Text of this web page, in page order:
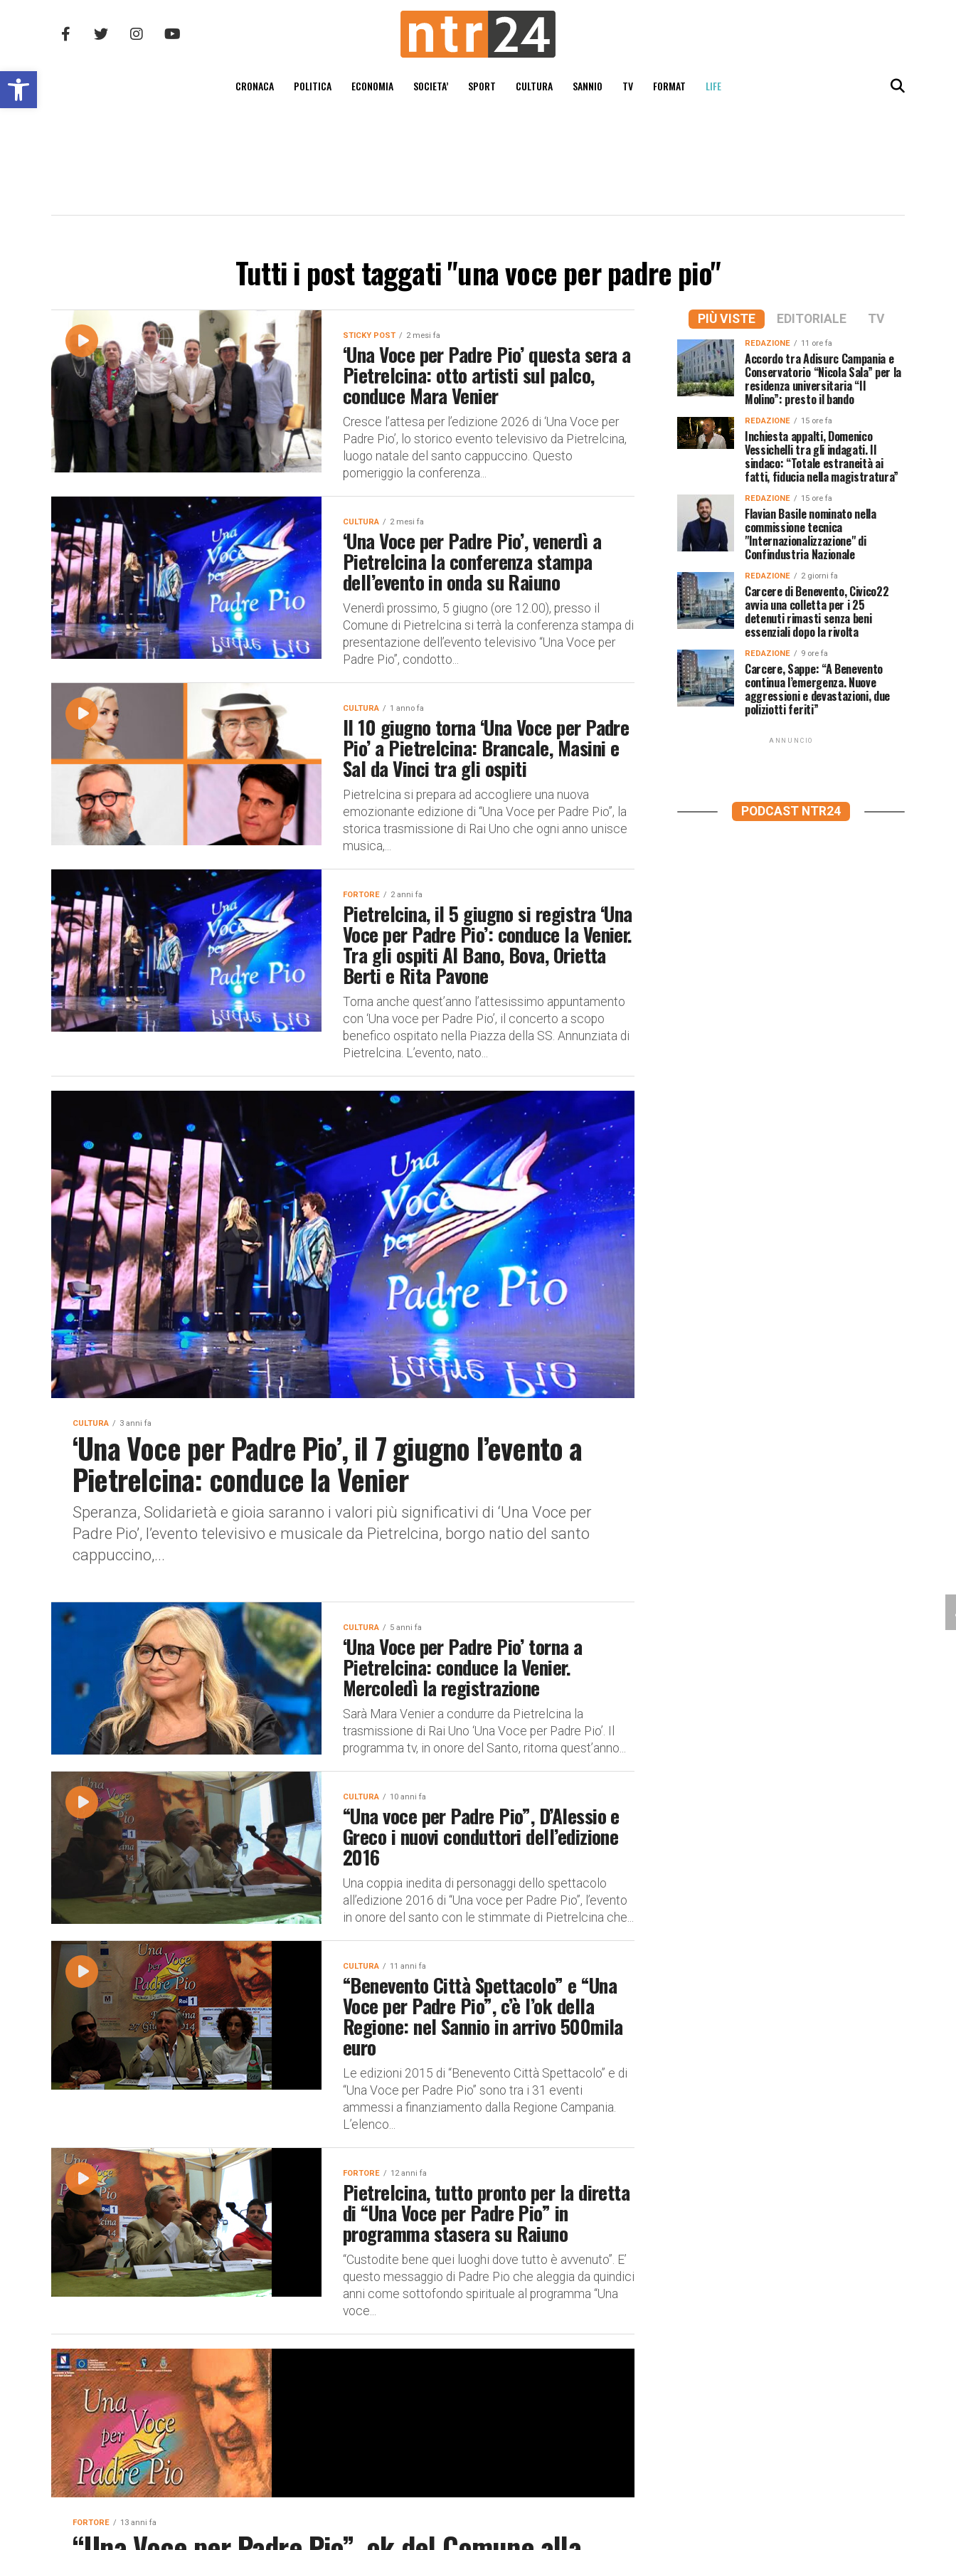
Open toolbar CRONACA POLITICA ECONOMIA SOCIETA’ SPORT CULTURA SANNIO TV FORMAT LIFE
Tutti i post taggati "una voce per padre pio"
STICKY POST 2 mesi fa
‘Una Voce per Padre Pio’ questa sera a
Pietrelcina: otto artisti sul palco,
conduce Mara Venier
Cresce l’attesa per l’edizione 2026 di ‘Una Voce per
Padre Pio’, lo storico evento televisivo da Pietrelcina,
luogo natale del santo cappuccino. Questo
pomeriggio la conferenza...
CULTURA 2 mesi fa
‘Una Voce per Padre Pio’, venerdì a
Pietrelcina la conferenza stampa
dell’evento in onda su Raiuno
Venerdì prossimo, 5 giugno (ore 12.00), presso il
Comune di Pietrelcina si terrà la conferenza stampa di
presentazione dell’evento televisivo “Una Voce per
Padre Pio”, condotto...
CULTURA 1 anno fa
Il 10 giugno torna ‘Una Voce per Padre
Pio’ a Pietrelcina: Brancale, Masini e
Sal da Vinci tra gli ospiti
Pietrelcina si prepara ad accogliere una nuova
emozionante edizione di “Una Voce per Padre Pio”, la
storica trasmissione di Rai Uno che ogni anno unisce
musica,...
FORTORE 2 anni fa
Pietrelcina, il 5 giugno si registra ‘Una
Voce per Padre Pio’: conduce la Venier.
Tra gli ospiti Al Bano, Bova, Orietta
Berti e Rita Pavone
Torna anche quest’anno l’attesissimo appuntamento
con ‘Una voce per Padre Pio’, il concerto a scopo
benefico ospitato nella Piazza della SS. Annunziata di
Pietrelcina. L’evento, nato...
CULTURA 3 anni fa
‘Una Voce per Padre Pio’, il 7 giugno l’evento a
Pietrelcina: conduce la Venier
Speranza, Solidarietà e gioia saranno i valori più significativi di ‘Una Voce per
Padre Pio’, l’evento televisivo e musicale da Pietrelcina, borgo natio del santo
cappuccino,...
CULTURA 5 anni fa
‘Una Voce per Padre Pio’ torna a
Pietrelcina: conduce la Venier.
Mercoledì la registrazione
Sarà Mara Venier a condurre da Pietrelcina la
trasmissione di Rai Uno ‘Una Voce per Padre Pio’. Il
programma tv, in onore del Santo, ritorna quest’anno...
CULTURA 10 anni fa
“Una voce per Padre Pio”, D’Alessio e
Greco i nuovi conduttori dell’edizione
2016
Una coppia inedita di personaggi dello spettacolo
all’edizione 2016 di “Una voce per Padre Pio”, l’evento
in onore del santo con le stimmate di Pietrelcina che...
CULTURA 11 anni fa
“Benevento Città Spettacolo” e “Una
Voce per Padre Pio”, c’è l’ok della
Regione: nel Sannio in arrivo 500mila
euro
Le edizioni 2015 di “Benevento Città Spettacolo” e di
“Una Voce per Padre Pio” sono tra i 31 eventi
ammessi a finanziamento dalla Regione Campania.
L’elenco...
FORTORE 12 anni fa
Pietrelcina, tutto pronto per la diretta
di “Una Voce per Padre Pio” in
programma stasera su Raiuno
“Custodite bene quei luoghi dove tutto è avvenuto”. E’
questo messaggio di Padre Pio che aleggia da quindici
anni come sottofondo spirituale al programma “Una
voce...
FORTORE 13 anni fa
PIÙ VISTE EDITORIALE TV
REDAZIONE 11 ore fa
Accordo tra Adisurc Campania e
Conservatorio “Nicola Sala” per la
residenza universitaria “Il
Molino”: presto il bando
REDAZIONE 15 ore fa
Inchiesta appalti, Domenico
Vessichelli tra gli indagati. Il
sindaco: “Totale estraneità ai
fatti, fiducia nella magistratura”
REDAZIONE 15 ore fa
Flavian Basile nominato nella
commissione tecnica
"Internazionalizzazione" di
Confindustria Nazionale
REDAZIONE 2 giorni fa
Carcere di Benevento, Civico22
avvia una colletta per i 25
detenuti rimasti senza beni
essenziali dopo la rivolta
REDAZIONE 9 ore fa
Carcere, Sappe: “A Benevento
continua l’emergenza. Nuove
aggressioni e devastazioni, due
poliziotti feriti”
ANNUNCIO
PODCAST NTR24